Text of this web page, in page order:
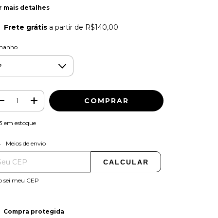
mais detalhes
Frete grátis a partir de R$140,00
em estoque
para o CEP:
Meios de envio
CALCULAR
sei meu CEP
Compra protegida